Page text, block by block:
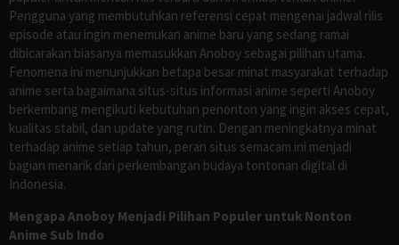
Pengguna yang membutuhkan referensi cepat mengenai jadwal rilis
episode atau ingin menemukan anime baru yang sedang ramai
dibicarakan biasanya memasukkan Anoboy sebagai pilihan utama.
Fenomena ini menunjukkan betapa besar minat masyarakat terhadap
anime serta bagaimana situs-situs informasi anime seperti Anoboy
berkembang mengikuti kebutuhan penonton yang ingin akses cepat,
kualitas stabil, dan update yang rutin. Dengan meningkatnya minat
terhadap anime setiap tahun, peran situs semacam ini menjadi
bagian menarik dari perkembangan budaya tontonan digital di
Indonesia.
Mengapa Anoboy Menjadi Pilihan Populer untuk Nonton
Anime Sub Indo